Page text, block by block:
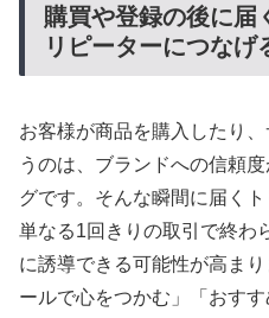
購買や登録の後に届
リピーターにつなげ
お客様が商品を購入したり
うのは、ブランドへの信頼
グです。そんな瞬間に届く
単なる1回きりの取引で終わ
に誘導できる可能性が高ま
ールで心をつかむ」「おす